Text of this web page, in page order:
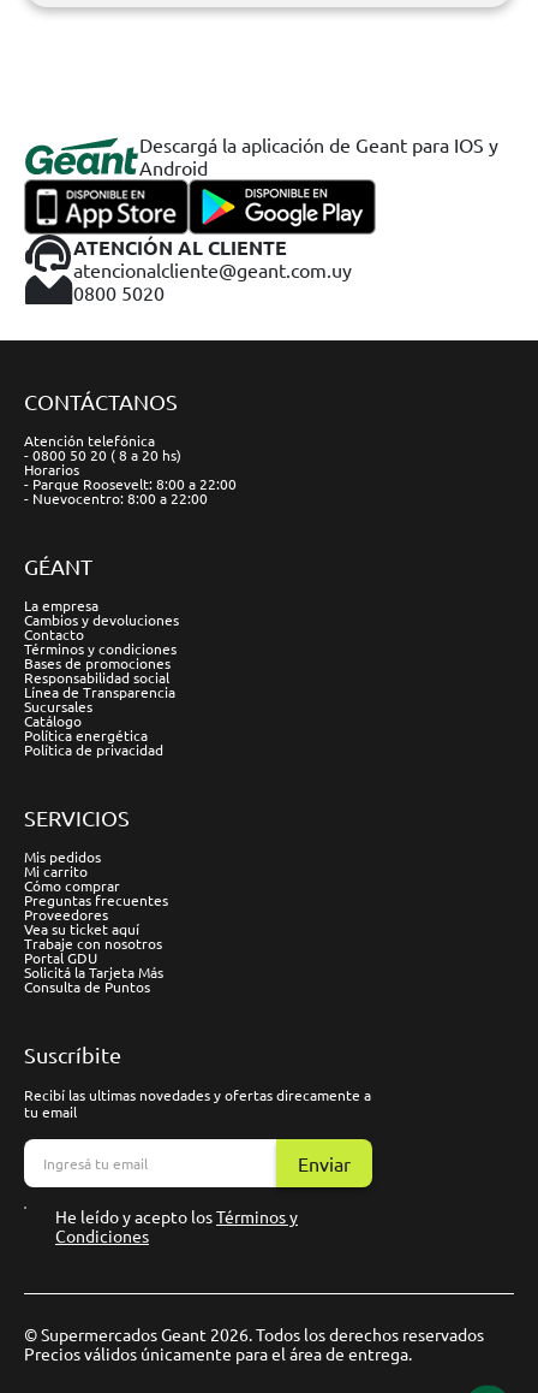
Descargá la aplicación de Geant para IOS y
Android
ATENCIÓN AL CLIENTE
atencionalcliente@geant.com.uy
0800 5020
CONTÁCTANOS
Atención telefónica
- 0800 50 20 ( 8 a 20 hs)
Horarios
- Parque Roosevelt: 8:00 a 22:00
- Nuevocentro: 8:00 a 22:00
GÉANT
La empresa
Cambios y devoluciones
Contacto
Términos y condiciones
Bases de promociones
Responsabilidad social
Línea de Transparencia
Sucursales
Catálogo
Política energética
Política de privacidad
SERVICIOS
Mis pedidos
Mi carrito
Cómo comprar
Preguntas frecuentes
Proveedores
Vea su ticket aquí
Trabaje con nosotros
Portal GDU
Solicitá la Tarjeta Más
Consulta de Puntos
Suscríbite
Recibí las ultimas novedades y ofertas direcamente a
tu email
Enviar
He leído y acepto losTérminos y
Condiciones
© Supermercados Geant 2026. Todos los derechos reservados
Precios válidos únicamente para el área de entrega.